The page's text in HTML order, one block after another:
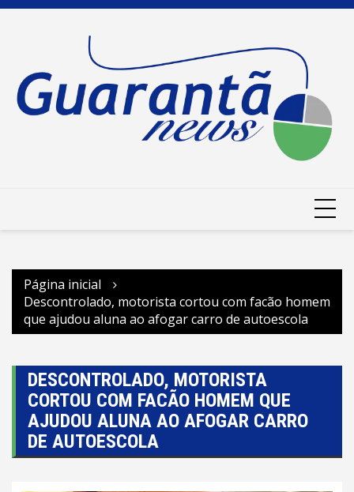
Ir
Página inicial
Descontrolado, motorista cortou com facão homem
que ajudou aluna ao afogar carro de autoescola
DESCONTROLADO, MOTORISTA
CORTOU COM FACÃO HOMEM QUE
AJUDOU ALUNA AO AFOGAR CARRO
DE AUTOESCOLA